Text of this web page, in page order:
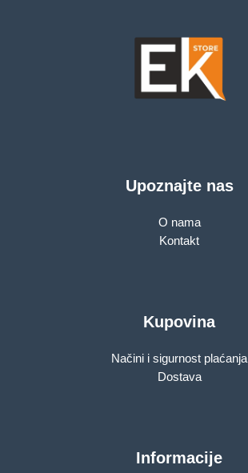
Upoznajte nas
O nama
Kontakt
Kupovina
Načini i sigurnost plaćanja
Dostava
Informacije